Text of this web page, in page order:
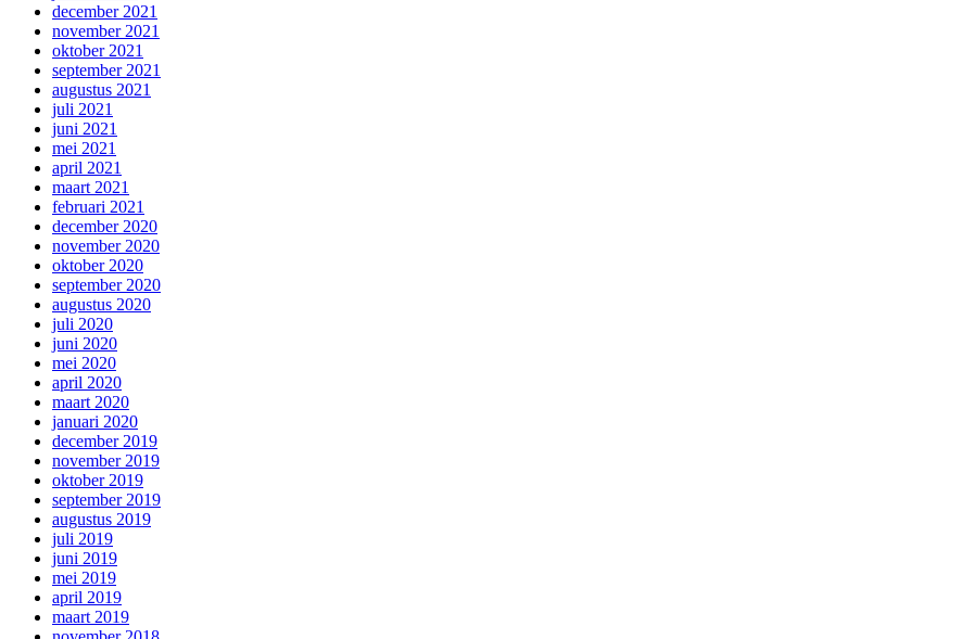
december 2021
november 2021
oktober 2021
september 2021
augustus 2021
juli 2021
juni 2021
mei 2021
april 2021
maart 2021
februari 2021
december 2020
november 2020
oktober 2020
september 2020
augustus 2020
juli 2020
juni 2020
mei 2020
april 2020
maart 2020
januari 2020
december 2019
november 2019
oktober 2019
september 2019
augustus 2019
juli 2019
juni 2019
mei 2019
april 2019
maart 2019